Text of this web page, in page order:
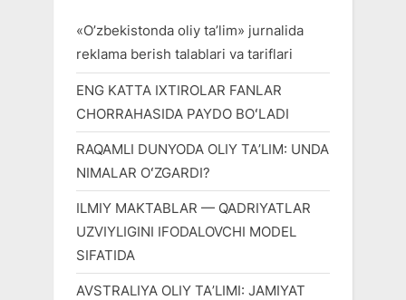
«O’zbekistonda oliy ta’lim» jurnalida
reklama berish talablari va tariflari
ENG KATTA IXTIROLAR FANLAR
CHORRAHASIDA PAYDO BOʻLADI
RAQAMLI DUNYODA OLIY TAʼLIM: UNDA
NIMALAR OʻZGARDI?
ILMIY MAKTABLAR — QADRIYATLAR
UZVIYLIGINI IFODALOVCHI MODEL
SIFATIDA
AVSTRALIYA OLIY TAʼLIMI: JAMIYAT